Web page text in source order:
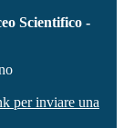
Scientifico -
per inviare una